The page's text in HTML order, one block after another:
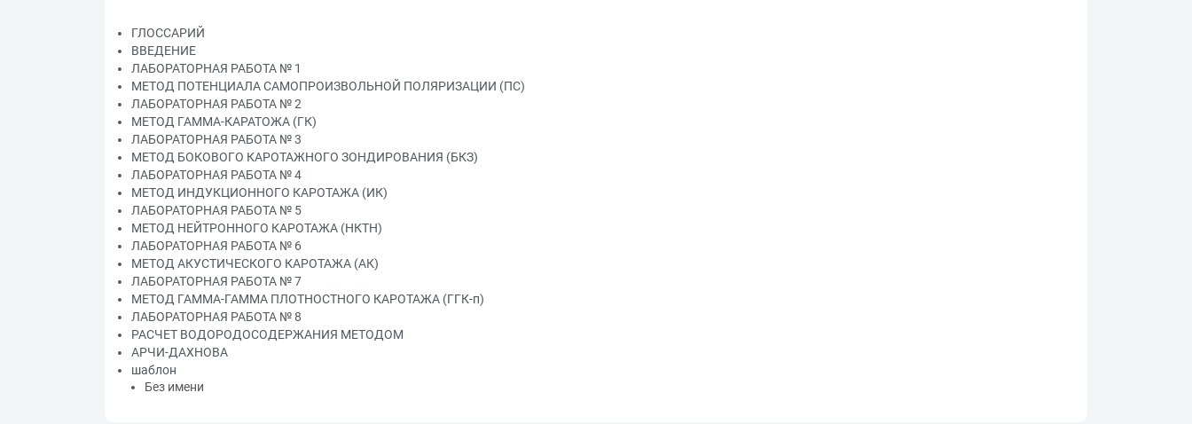
ГЛОССАРИЙ
ВВЕДЕНИЕ
ЛАБОРАТОРНАЯ РАБОТА № 1
МЕТОД ПОТЕНЦИАЛА САМОПРОИЗВОЛЬНОЙ ПОЛЯРИЗАЦИИ (ПС)
ЛАБОРАТОРНАЯ РАБОТА № 2
МЕТОД ГАММА-КАРАТОЖА (ГК)
ЛАБОРАТОРНАЯ РАБОТА № 3
МЕТОД БОКОВОГО КАРОТАЖНОГО ЗОНДИРОВАНИЯ (БКЗ)
ЛАБОРАТОРНАЯ РАБОТА № 4
МЕТОД ИНДУКЦИОННОГО КАРОТАЖА (ИК)
ЛАБОРАТОРНАЯ РАБОТА № 5
МЕТОД НЕЙТРОННОГО КАРОТАЖА (НКТН)
ЛАБОРАТОРНАЯ РАБОТА № 6
МЕТОД АКУСТИЧЕСКОГО КАРОТАЖА (АК)
ЛАБОРАТОРНАЯ РАБОТА № 7
МЕТОД ГАММА-ГАММА ПЛОТНОСТНОГО КАРОТАЖА (ГГК-п)
ЛАБОРАТОРНАЯ РАБОТА № 8
РАСЧЕТ ВОДОРОДОСОДЕРЖАНИЯ МЕТОДОМ
АРЧИ-ДАХНОВА
шаблон
Без имени